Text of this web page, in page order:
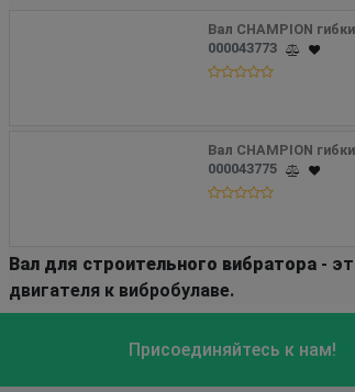
Вал CHAMPION
000043773
Вал CHAMPION
000043775
Вал для строительного вибратора -
двигателя к вибробулаве.
Присоединяйтесь к нам!